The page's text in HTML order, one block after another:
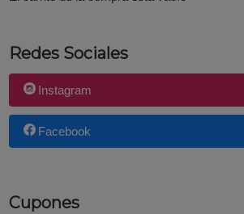
Redes Sociales
Instagram
Facebook
Cupones